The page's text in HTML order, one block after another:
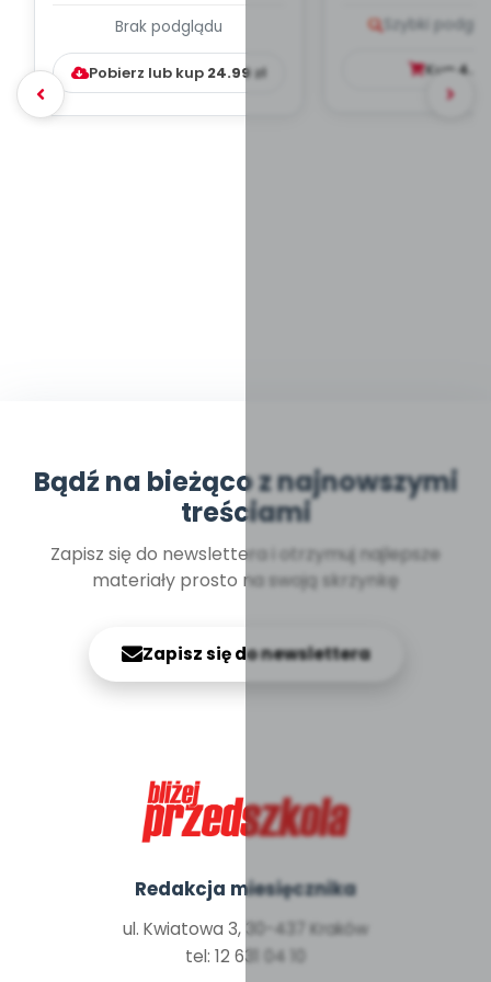
WYCHOWAWCZO –
DYDAKTYC...
Brak podglądu
Pobierz lub kup 24.99zł
Szybki
Kup
Bądź na bieżąco z najnowszymi
treściami
Zapisz się do newslettera i otrzymuj najlepsze
materiały prosto na swoją skrzynkę
Zapisz się do newslettera
Redakcja miesięcznika
ul. Kwiatowa 3, 30-437 Kraków
tel: 12 631 04 10